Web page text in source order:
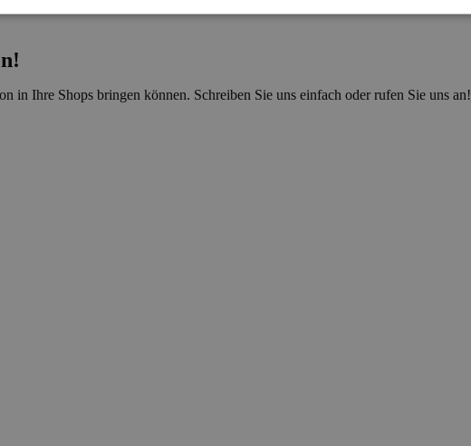
in Ihre Shops bringen können. Schreiben Sie uns einfach oder rufen Sie uns an!